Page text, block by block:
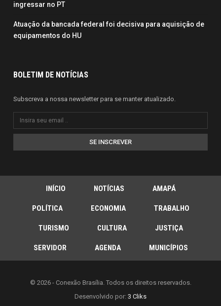
ingressar no PT
Atuação da bancada federal foi decisiva para aquisição de
equipamentos do HU
BOLETIM DE NOTÍCIAS
Subscreva a nossa newsletter para se manter atualizado.
SE INSCREVER
INÍCIO NOTÍCIAS AMAPÁ
POLÍTICA ECONOMIA TRABALHO
TURISMO CULTURA JUSTIÇA
SERVIDOR AGENDA MUNICÍPIOS
© 2026 - Conexão Brasília. Todos os direitos reservados.
Desenvolvido por: 3 Cliks